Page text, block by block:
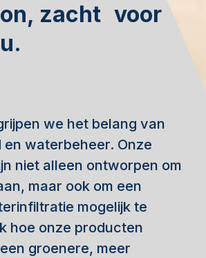
zacht voor
we het belang van
en waterbeheer. Onze
niet alleen ontworpen om
maar ook om een
mogelijk te
hoe onze producten
groenere, meer